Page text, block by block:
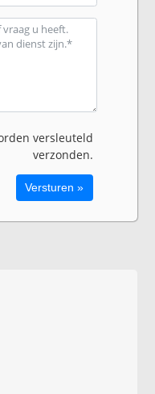
versleuteld
verzonden.